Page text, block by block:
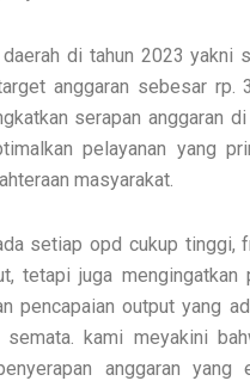
di tahun 2023 yakni
anggaran sebesar rp.
serapan anggaran
pelayanan yang
masyarakat.
setiap opd cukup tinggi,
tetapi juga mengingatkan
pencapaian output yang
kami meyakini
anggaran yang